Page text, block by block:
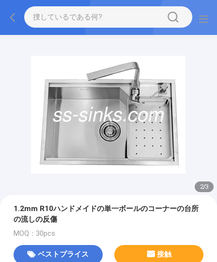
2/3
1.2mm R10ハンドメイドの単一ボールのコーナーの台所
の流しの反傷
MOQ：30pcs
ベストプライス 接触